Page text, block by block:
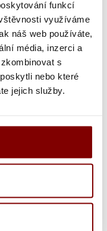
funkcí
využíváme
náš web používáte,
média, inzerci a
s
nebo které
jejich služby.
prípravu rôznych
ktorý otvára dvere
a ku všetkému je
trh. Na výrobu
používa tie
Itsuo Doi a Kenji
stabilnou rukou
okrem iného
aogami modrej.
nemajú nič spoločné
skladovaná v továrni.